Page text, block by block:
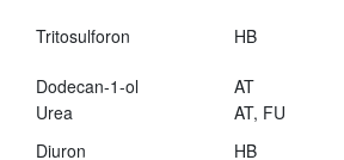
Tritosulforon HB
Dodecan-1-ol
AT
Urea
AT, FU
Diuron
HB